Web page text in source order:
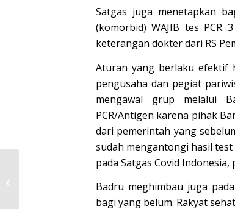
Satgas juga menetapkan
(komorbid) WAJIB tes
keterangan dokter dari RS
Aturan yang berlaku efektif
pengusaha dan pegiat
mengawal grup melalui
PCR/Antigen karena pihak
dari pemerintah yang
sudah mengantongi hasil
pada Satgas Covid
Badru meghimbau juga
bagi yang belum. Rakyat